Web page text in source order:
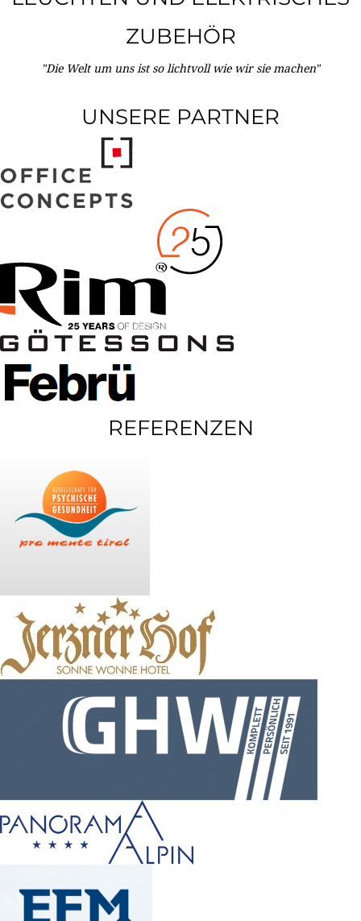
ZUBEHÖR
"Die Welt um uns ist so lichtvoll wie wir sie machen"
UNSERE PARTNER
REFERENZEN